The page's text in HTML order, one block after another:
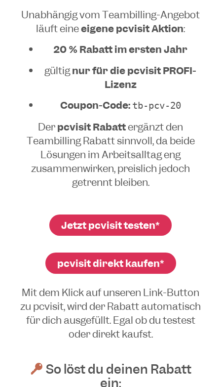
Unabhängig vom Teambilling-Angebot
läuft eineeigene pcvisit Aktion:
20 % Rabatt im ersten Jahr
gültignur für die pcvisit PROFI-
Lizenz
Coupon-Code: tb-pcv-20
Derpcvisit Rabattergänzt den
Teambilling Rabatt sinnvoll, da beide
Lösungen im Arbeitsalltag eng
zusammenwirken, preislich jedoch
getrennt bleiben.
Jetzt pcvisit testen*
pcvisit direkt kaufen*
Mit dem Klick auf unseren Link-Button
zu pcvisit, wird der Rabatt automatisch
für dich ausgefüllt. Egal ob du testest
oder direkt kaufst.
So löst du deinen Rabatt
ein: